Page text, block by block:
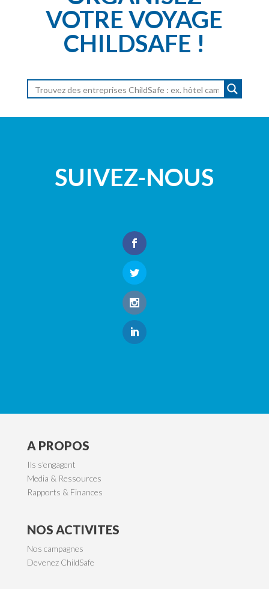
VOTRE VOYAGE
CHILDSAFE !
SUIVEZ-NOUS
A PROPOS
Ils s'engagent
Media & Ressources
Rapports & Finances
NOS ACTIVITES
Nos campagnes
Devenez ChildSafe